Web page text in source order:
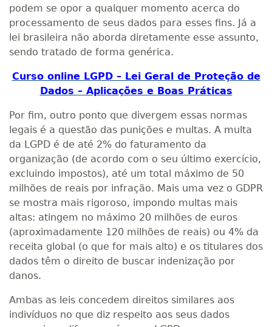
podem se opor a qualquer momento acerca do
processamento de seus dados para esses fins. Já a
lei brasileira não aborda diretamente esse assunto,
sendo tratado de forma genérica.
Curso online LGPD – Lei Geral de Proteção de
Dados – Aplicações e Boas Práticas
Por fim, outro ponto que divergem essas normas
legais é a questão das punições e multas. A multa
da LGPD é de até 2% do faturamento da
organização (de acordo com o seu último exercício,
excluindo impostos), até um total máximo de 50
milhões de reais por infração. Mais uma vez o GDPR
se mostra mais rigoroso, impondo multas mais
altas: atingem no máximo 20 milhões de euros
(aproximadamente 120 milhões de reais) ou 4% da
receita global (o que for mais alto) e os titulares dos
dados têm o direito de buscar indenização por
danos.
Ambas as leis concedem direitos similares aos
indivíduos no que diz respeito aos seus dados